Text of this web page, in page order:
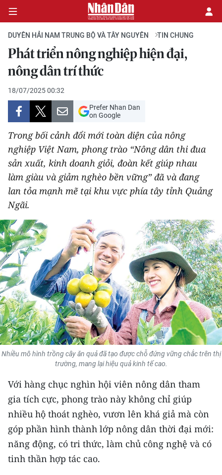
CHÍNH TRỊ
KINH TẾ
VĂN HÓA
XÃ HỘI
PHÁP LUẬT
DU LỊCH
THẾ GIỚI
THỂ THAO
GIÁO DỤC
Y TẾ
KHOA HỌC - CÔNG NGHỆ
MÔI TRƯỜNG
BẠN ĐỌC
KIỂM CHỨNG THÔNG TIN
TRI THỨC CHUYÊN SÂU
54 DÂN TỘC VIỆT NAM
CHƯƠNG TRÌNH OCOP - MỖI XÃ
MỘT SẢN PHẨM
DUYÊN HẢI NAM TRUNG BỘ VÀ TÂY NGUYÊN TIN CHUNG
Phát triển nông nghiệp hiện đại,
nông dân trí thức
18/07/2025 00:32
Prefer Nhan Dan
on Google
Trong bối cảnh đổi mới toàn diện của nông
nghiệp Việt Nam, phong trào “Nông dân thi đua
sản xuất, kinh doanh giỏi, đoàn kết giúp nhau
làm giàu và giảm nghèo bền vững” đã và đang
lan tỏa mạnh mẽ tại khu vực phía tây tỉnh Quảng
Ngãi.
Nhiều mô hình trồng cây ăn quả đã tạo được chỗ đứng vững chắc trên thị
trường, mang lại hiệu quả kinh tế cao.
Với hàng chục nghìn hội viên nông dân tham
gia tích cực, phong trào này không chỉ giúp
nhiều hộ thoát nghèo, vươn lên khá giả mà còn
góp phần hình thành lớp nông dân thời đại mới:
năng động, có tri thức, làm chủ công nghệ và có
tinh thần hợp tác cao.